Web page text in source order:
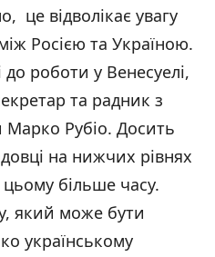
це відволікає увагу
Росією та Україною.
роботи у Венесуелі,
та радник з
Марко Рубіо. Досить
на нижчих рівнях
більше часу.
який може бути
українському